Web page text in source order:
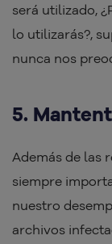
será utilizado,
lo utilizarás?,
nunca nos
5.
Además de las
siempre
nuestro
archivos